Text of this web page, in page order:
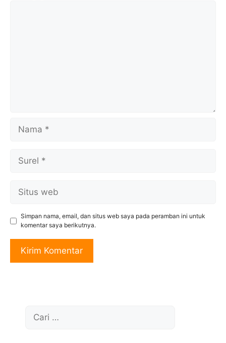
Nama
Surel
Situs
web
Simpan nama, email, dan situs web saya pada peramban ini untuk
komentar saya berikutnya.
Cari